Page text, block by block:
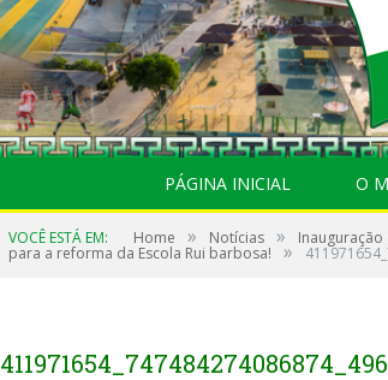
PÁGINA INICIAL O
VOCÊ ESTÁ EM: Home » Notícias »
para a reforma da Escola Rui barbosa! »